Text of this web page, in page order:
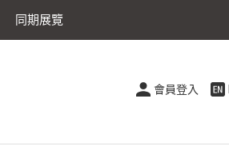
同期展覽
會員登入